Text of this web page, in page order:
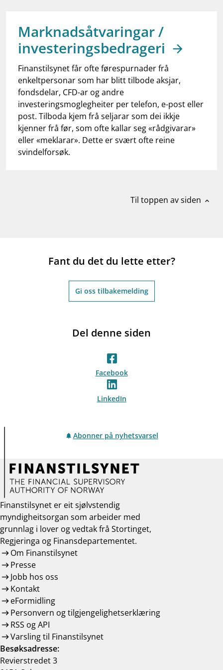
dashboardInformasjon for investorer
notifications_noneAbonner på nyhetsvarsel
Marknadsåtvaringar /
investeringsbedrageri
Finanstilsynet får ofte førespurnader frå
enkeltpersonar som har blitt tilbode aksjar,
fondsdelar, CFD-ar og andre
investeringsmoglegheiter per telefon, e-post eller
post. Tilboda kjem frå seljarar som dei ikkje
kjenner frå før, som ofte kallar seg «rådgivarar»
eller «meklarar». Dette er svært ofte reine
svindelforsøk.
Til toppen av siden expand_less
Fant du det du lette etter?
Gi oss tilbakemelding
Del denne siden
Facebook
LinkedIn
Abonner på nyhetsvarsel
Finanstilsynet er eit sjølvstendig
myndigheitsorgan som arbeider med
grunnlag i lover og vedtak frå Stortinget,
Regjeringa og Finansdepartementet.
Om Finanstilsynet
Presse
Jobb hos oss
Kontakt
eFormidling
Personvern og tilgjengelighetserklæring
RSS og API
Varsling til Finanstilsynet
Besøksadresse:
Revierstredet 3